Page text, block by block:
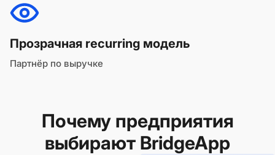
Прозрачная recurring модель
Партнёр по выручке
Почему предприятия
выбирают BridgeApp